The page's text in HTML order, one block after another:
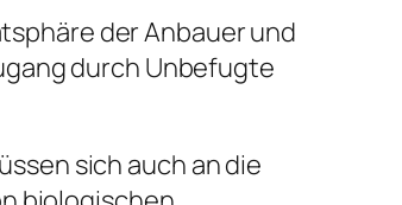
der Anbauer und
durch Unbefugte
sich auch an die